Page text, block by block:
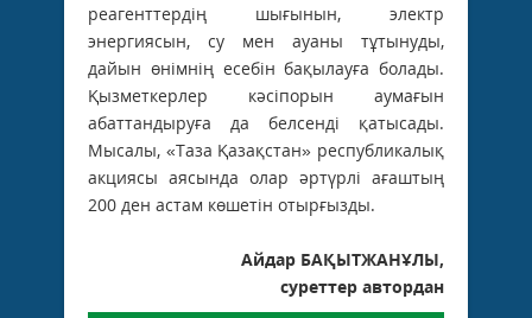
реагенттердің шығынын, электр
энергиясын, су мен ауаны тұтынуды,
дайын өнімнің есебін бақылауға болады.
Қызметкерлер кәсіпорын аумағын
абаттандыруға да белсенді қатысады.
Мысалы, «Таза Қазақстан» республикалық
акциясы аясында олар әртүрлі ағаштың
200 ден астам көшетін отырғызды.
Айдар БАҚЫТЖАНҰЛЫ,
суреттер автордан